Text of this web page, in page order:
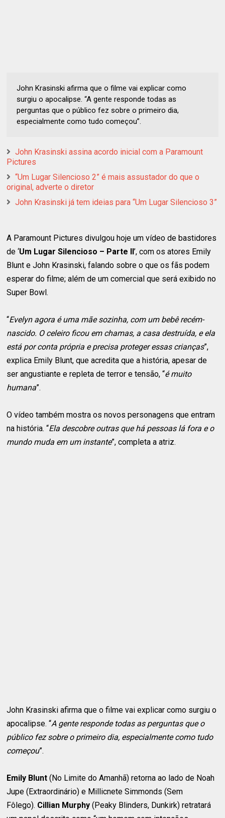
John Krasinski afirma que o filme vai explicar como
surgiu o apocalipse. “A gente responde todas as
perguntas que o público fez sobre o primeiro dia,
especialmente como tudo começou”.
John Krasinski assina acordo inicial com a Paramount
Pictures
“Um Lugar Silencioso 2” é mais assustador do que o
original, adverte o diretor
John Krasinski já tem ideias para “Um Lugar Silencioso 3”
A Paramount Pictures divulgou hoje um vídeo de bastidores
de ‘Um Lugar Silencioso – Parte II’, com os atores Emily
Blunt e John Krasinski, falando sobre o que os fãs podem
esperar do filme; além de um comercial que será exibido no
Super Bowl.
“Evelyn agora é uma mãe sozinha, com um bebê recém-
nascido. O celeiro ficou em chamas, a casa destruída, e ela
está por conta própria e precisa proteger essas crianças”,
explica Emily Blunt, que acredita que a história, apesar de
ser angustiante e repleta de terror e tensão, “é muito
humana”.
O vídeo também mostra os novos personagens que entram
na história. “Ela descobre outras que há pessoas lá fora e o
mundo muda em um instante”, completa a atriz.
John Krasinski afirma que o filme vai explicar como surgiu o
apocalipse. “A gente responde todas as perguntas que o
público fez sobre o primeiro dia, especialmente como tudo
começou”.
Emily Blunt(No Limite do Amanhã) retorna ao lado de Noah
Jupe (Extraordinário) e Millicnete Simmonds (Sem
Fôlego). Cillian Murphy (Peaky Blinders, Dunkirk) retratará